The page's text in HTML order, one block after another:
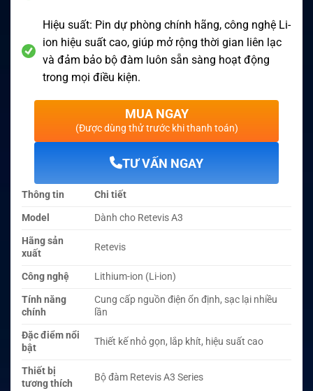
Hiệu suất: Pin dự phòng chính hãng, công nghệ Li-
ion hiệu suất cao, giúp mở rộng thời gian liên lạc
và đảm bảo bộ đàm luôn sẵn sàng hoạt động
trong mọi điều kiện.
MUA NGAY
(Được dùng thử trước khi thanh toán)
TƯ VẤN NGAY
Thông tin
Chi tiết
Model
Dành cho Retevis A3
Hãng sản
xuất
Retevis
Công nghệ
Lithium-ion (Li-ion)
Tính năng
chính
Cung cấp nguồn điện ổn định, sạc lại nhiều
lần
Đặc điểm nổi
bật
Thiết kế nhỏ gọn, lắp khít, hiệu suất cao
Thiết bị
tương thích
Bộ đàm Retevis A3 Series